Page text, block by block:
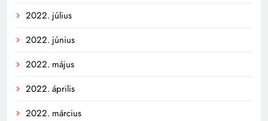
2022. július
2022. június
2022. május
2022. április
2022. március